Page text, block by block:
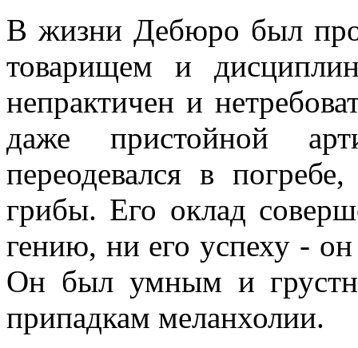
В жизни Дебюро был
товарищем и
непрактичен и
даже пристойной
переодевался в
грибы. Его оклад
гению, ни его успеху -
Он был умным и
припадкам меланхолии.